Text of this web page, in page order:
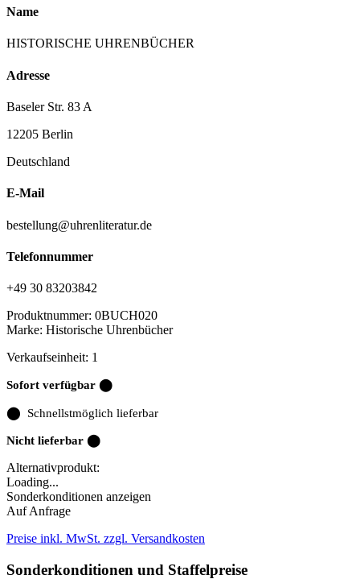
Name
HISTORISCHE UHRENBÜCHER
Adresse
Baseler Str. 83 A
12205 Berlin
Deutschland
E-Mail
bestellung@uhrenliteratur.de
Telefonnummer
+49 30 83203842
Produktnummer: 0BUCH020
Marke: Historische Uhrenbücher
Verkaufseinheit: 1
Sofort verfügbar ⬤
⬤ Schnellstmöglich lieferbar
Nicht lieferbar ⬤
Alternativprodukt:
Loading...
Sonderkonditionen anzeigen
Auf Anfrage
Preise inkl. MwSt. zzgl. Versandkosten
Sonderkonditionen und Staffelpreise